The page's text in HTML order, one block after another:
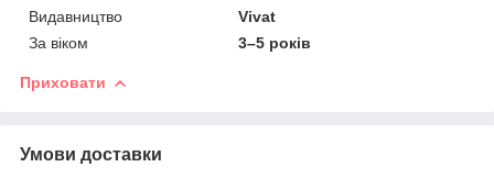
Видавництво
Vivat
За віком
3–5 років
Приховати
Умови доставки